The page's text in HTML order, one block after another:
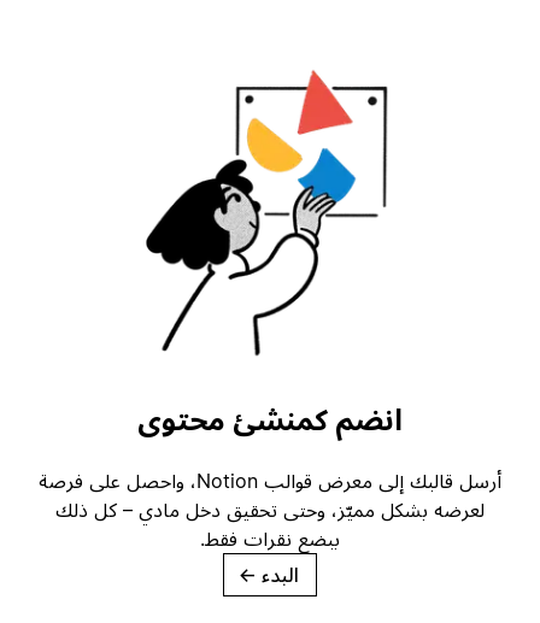
انضم كمنشئ محتوى
أرسل قالبك إلى معرض قوالب Notion، واحصل على فرصة
لعرضه بشكل مميّز، وحتى تحقيق دخل مادي – كل ذلك
ببضع نقرات فقط.
البدء →